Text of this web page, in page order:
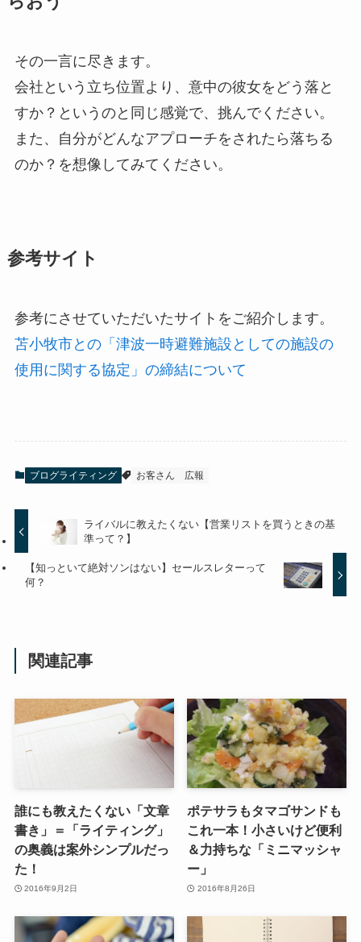
その一言に尽きます。
会社という立ち位置より、意中の彼女をどう落と
すか？というのと同じ感覚で、挑んでください。
また、自分がどんなアプローチをされたら落ちる
のか？を想像してみてください。
参考サイト
参考にさせていただいたサイトをご紹介します。
苫小牧市との「津波一時避難施設としての施設の
使用に関する協定」の締結について
ブログライティング お客さん 広報
ライバルに教えたくない【営業リストを買うときの基
準って？】
【知っといて絶対ソンはない】セールスレターって
何？
関連記事
誰にも教えたくない「文章
書き」＝「ライティング」
の奥義は案外シンプルだっ
た！
2016年9月2日
ポテサラもタマゴサンドも
これ一本！小さいけど便利
＆力持ちな「ミニマッシャ
ー」
2016年8月26日